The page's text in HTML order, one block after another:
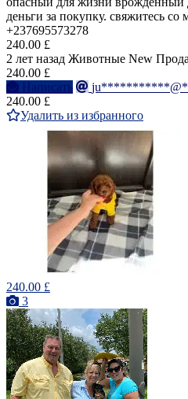
деньги за покупку. свяжитесь
+237695573278
240.00 £
2 лет назад Животные New
240.00 £
Написать
240.00 £
Удалить из избранного
240.00 £
3